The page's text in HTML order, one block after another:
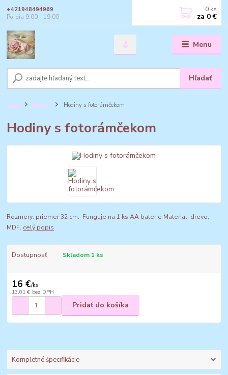
Menu
Hľadať
+421948494969
Po-pia 9:00 - 19:00
0 ks
za 0 €
Úvod Hodiny Hodiny s fotorámčekom
Hodiny s fotorámčekom
Rozmery: priemer 32 cm. Funguje na 1 ks AA baterie Material: drevo,
MDF. celý popis
Dostupnosť Skladom 1 ks
16 €/ks
13,01 € bez DPH
Pridať do košíka
Kompletné špecifikácie